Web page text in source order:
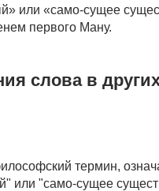
или «само-сущее
первого Ману.
слова в
термин,
или "само-сущее